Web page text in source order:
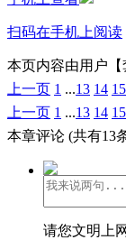
扫码在手机上阅读
本页内容由用户
上一页 1 ...13 14 15
上一页 1 ...13 14 15
本章评论 (共有13
请您文明上